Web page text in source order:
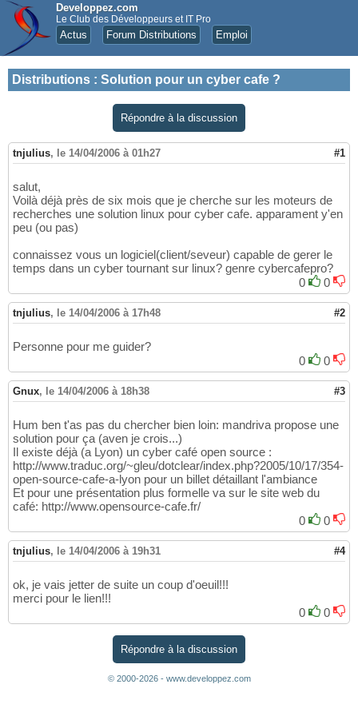
Developpez.com
Le Club des Développeurs et IT Pro
Actus Forum Distributions Emploi
Distributions : Solution pour un cyber cafe ?
Répondre à la discussion
tnjulius, le 14/04/2006 à 01h27 #1
salut,
Voilà déjà près de six mois que je cherche sur les moteurs de
recherches une solution linux pour cyber cafe. apparament y'en
peu (ou pas)
connaissez vous un logiciel(client/seveur) capable de gerer le
temps dans un cyber tournant sur linux? genre cybercafepro?
0
0
tnjulius, le 14/04/2006 à 17h48 #2
Personne pour me guider?
0
0
Gnux, le 14/04/2006 à 18h38 #3
Hum ben t'as pas du chercher bien loin: mandriva propose une
solution pour ça (aven je crois...)
Il existe déjà (a Lyon) un cyber café open source :
http://www.traduc.org/~gleu/dotclear/index.php?2005/10/17/354-
open-source-cafe-a-lyon pour un billet détaillant l'ambiance
Et pour une présentation plus formelle va sur le site web du
café: http://www.opensource-cafe.fr/
0
0
tnjulius, le 14/04/2006 à 19h31 #4
ok, je vais jetter de suite un coup d'oeuil!!!
merci pour le lien!!!
0
0
Répondre à la discussion
© 2000-2026 - www.developpez.com